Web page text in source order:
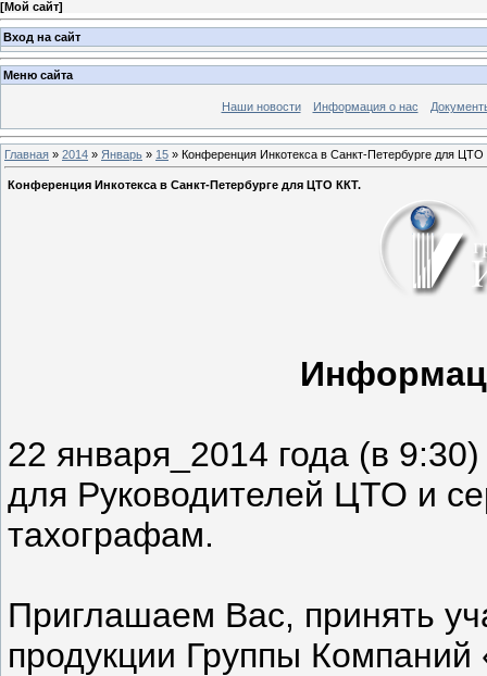
[Мой сайт]
Вход на сайт
Меню сайта
Наши новости Информация о нас
Главная » 2014 » Январь » 15 » Конференция Инкотекса в Санкт-Петербурге для ЦТО
Конференция Инкотекса в Санкт-Петербурге для ЦТО ККТ.
22 января_2014 года (в
для Руководителей ЦТО и
тахографам.
Приглашаем Вас, принять
продукции Группы